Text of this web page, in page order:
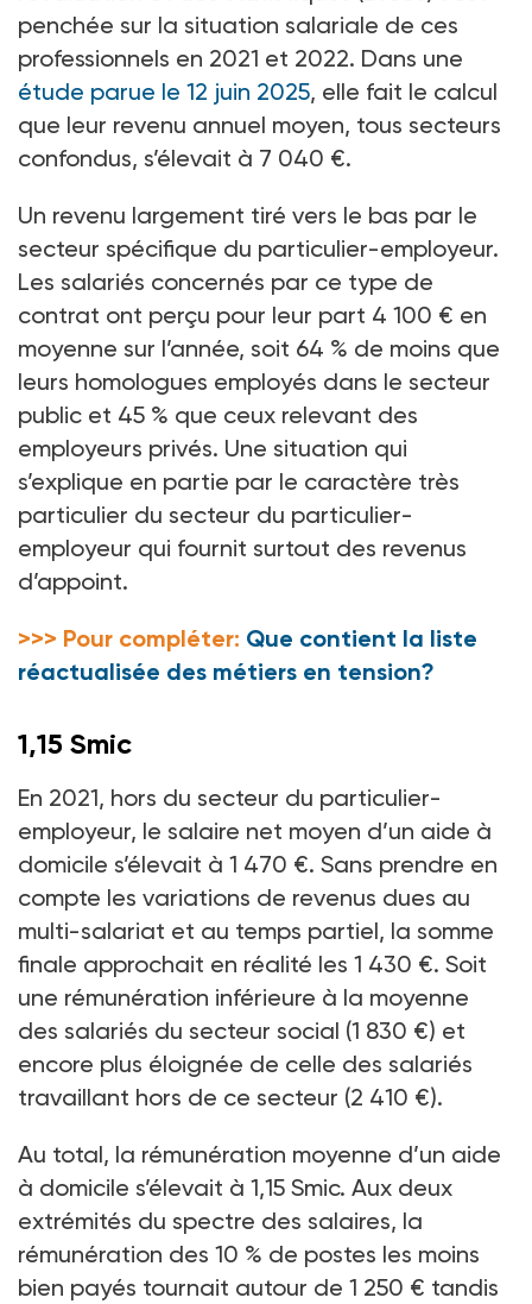
penchée sur la situation salariale de ces
professionnels en 2021 et 2022. Dans une
étude parue le 12 juin 2025, elle fait le calcul
que leur revenu annuel moyen, tous secteurs
confondus, s’élevait à 7 040 €.
Un revenu largement tiré vers le bas par le
secteur spécifique du particulier-employeur.
Les salariés concernés par ce type de
contrat ont perçu pour leur part 4 100 € en
moyenne sur l’année, soit 64 % de moins que
leurs homologues employés dans le secteur
public et 45 % que ceux relevant des
employeurs privés. Une situation qui
s’explique en partie par le caractère très
particulier du secteur du particulier-
employeur qui fournit surtout des revenus
d’appoint.
>>> Pour compléter: Que contient la liste
réactualisée des métiers en tension?
1,15 Smic
En 2021, hors du secteur du particulier-
employeur, le salaire net moyen d’un aide à
domicile s’élevait à 1 470 €. Sans prendre en
compte les variations de revenus dues au
multi-salariat et au temps partiel, la somme
finale approchait en réalité les 1 430 €. Soit
une rémunération inférieure à la moyenne
des salariés du secteur social (1 830 €) et
encore plus éloignée de celle des salariés
travaillant hors de ce secteur (2 410 €).
Au total, la rémunération moyenne d’un aide
à domicile s’élevait à 1,15 Smic. Aux deux
extrémités du spectre des salaires, la
rémunération des 10 % de postes les moins
bien payés tournait autour de 1 250 € tandis